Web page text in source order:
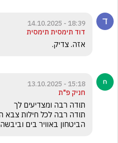
18:39 - 14.10.2025
דוד תימסית תימסית
אזה. צדיק.
15:18 - 13.10.2025
חניק פ"ת
הביטחון באוויר בים וביבשה